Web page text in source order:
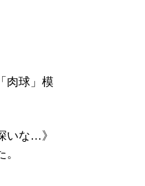
肉球」模
いな…》